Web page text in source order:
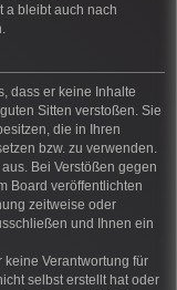
a bleibt auch nach
dass er keine Inhalte
Sitten verstoßen. Sie
die in Ihren
bzw. zu verwenden.
Bei Verstößen gegen
Board veröffentlichten
zeitweise oder
und Ihnen ein
Verantwortung für
selbst erstellt hat oder